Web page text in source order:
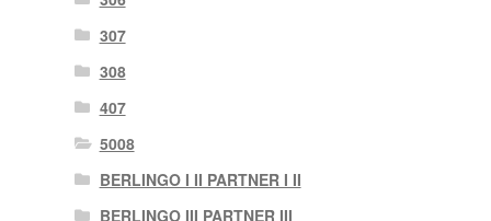
307
308
407
5008
BERLINGO I II PARTNER I II
BERLINGO III PARTNER III